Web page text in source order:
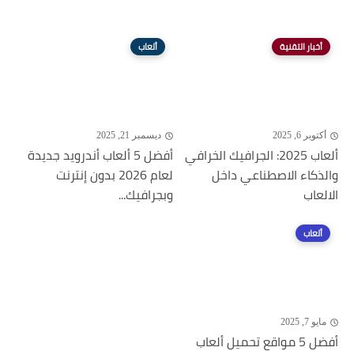
أخبار التقنية
أكتوبر 6, 2025
ألعاب 2025: الجرافيك الخرافي
والذكاء الاصطناعي داخل
الالعاب
ألعاب
ديسمبر 21, 2025
أفضل 5 ألعاب أندرويد جديدة
لعام 2026 بدون إنترنت
وبجرافيك...
ألعاب
مايو 7, 2025
أفضل 5 مواقع تحميل ألعاب